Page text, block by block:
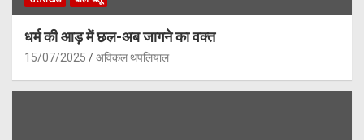
धर्म की आड़ में छल-अब जागने का वक्त
15/07/2025 अविकल थपलियाल